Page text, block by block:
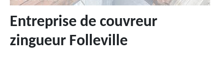
Entreprise de couvreur
zingueur Folleville